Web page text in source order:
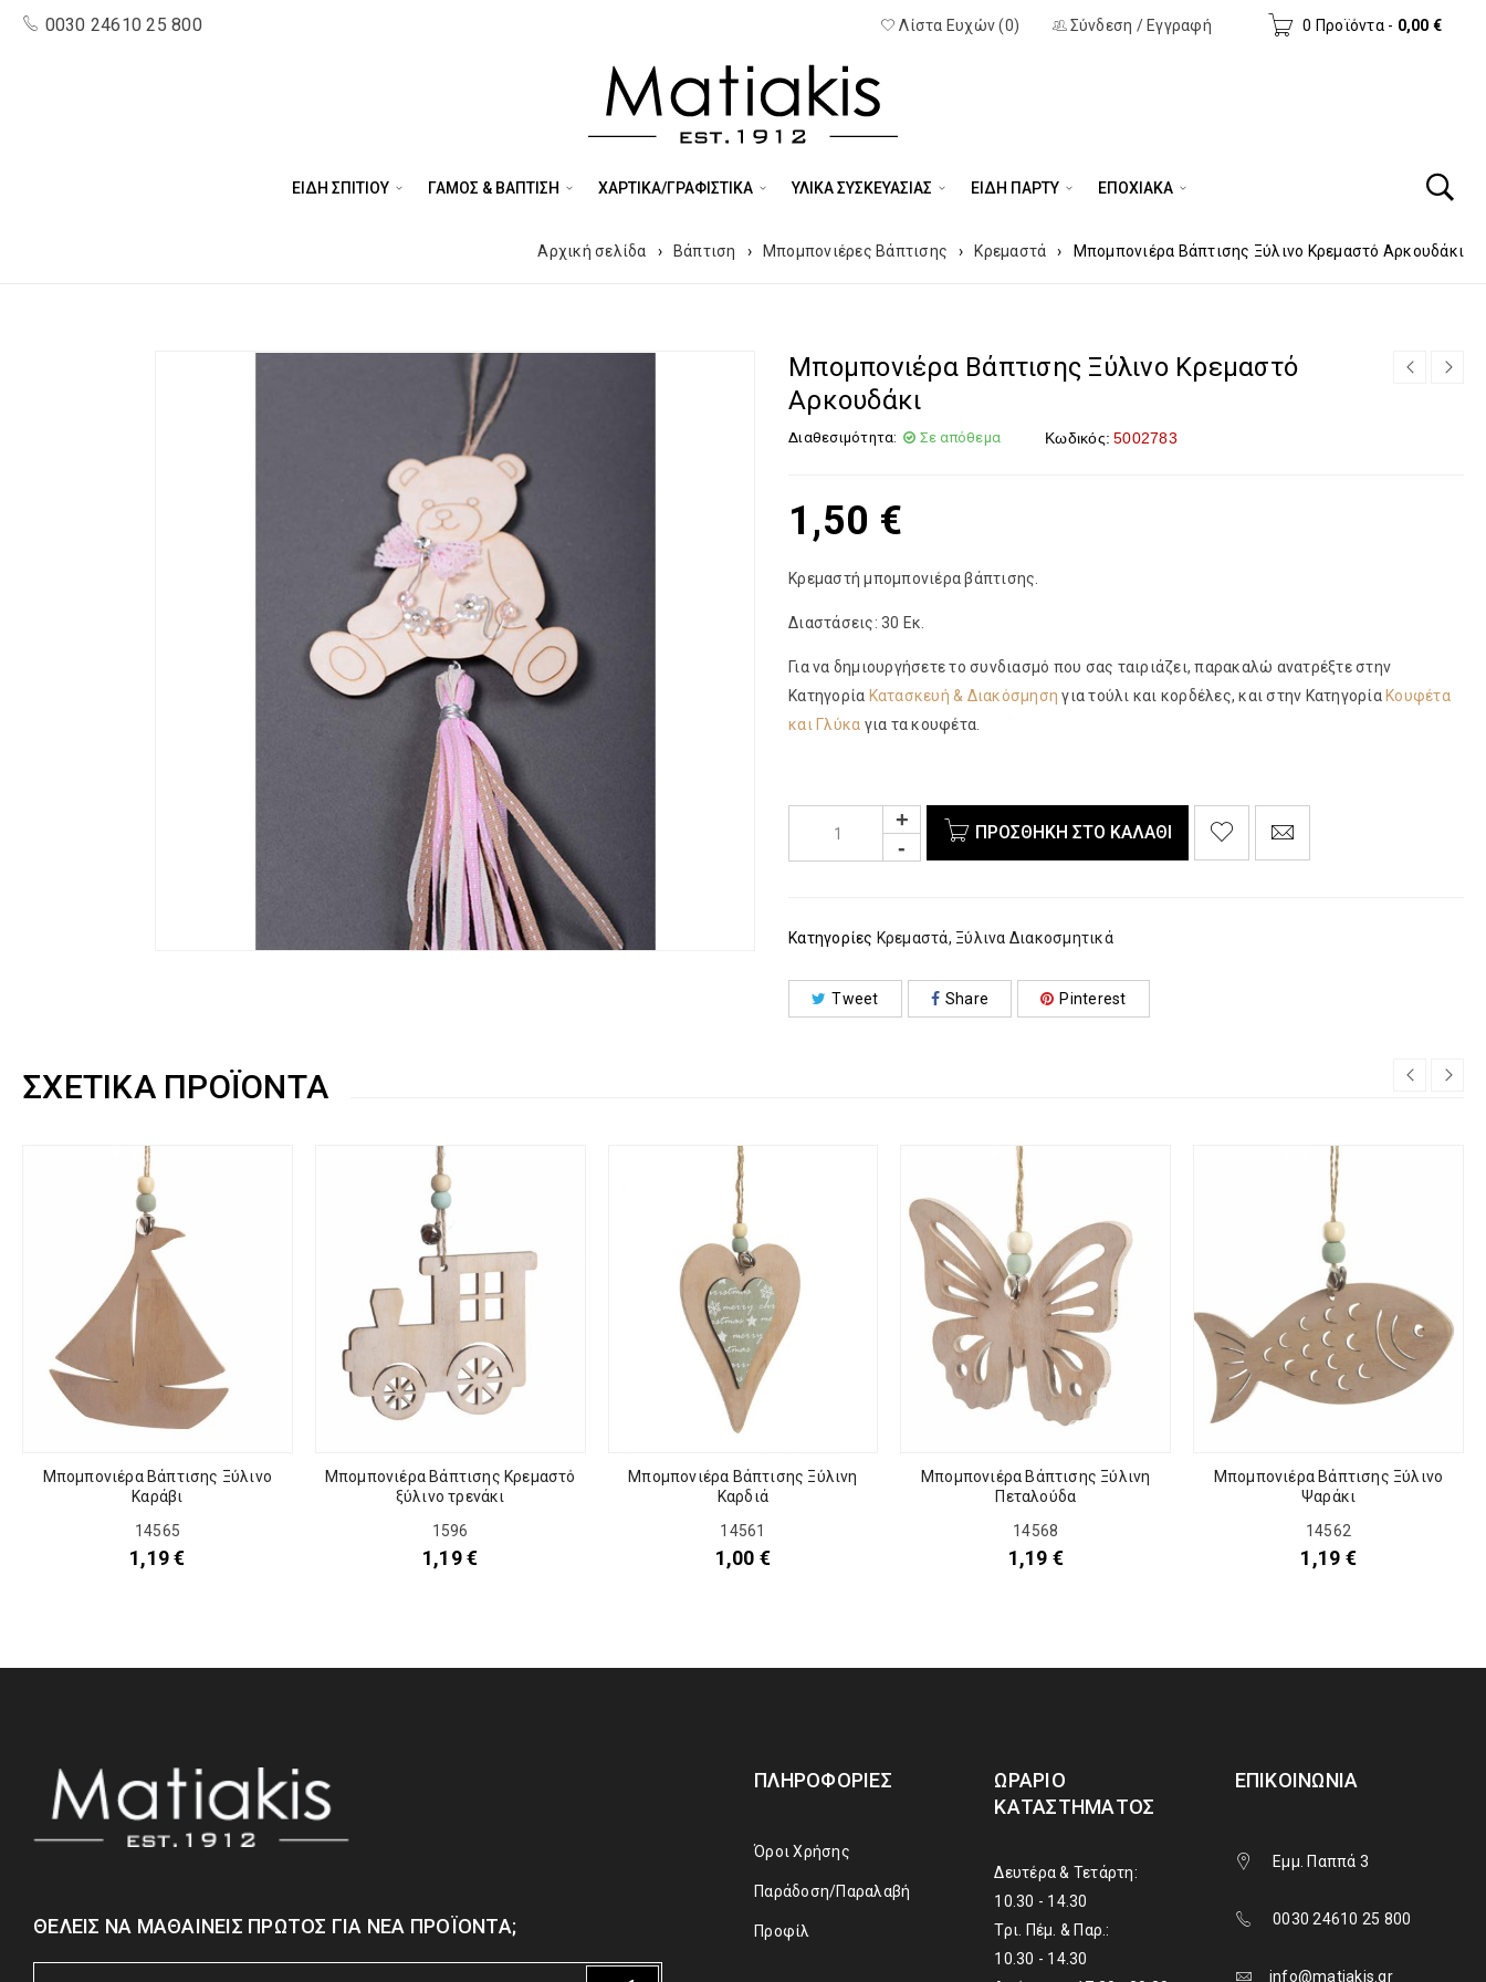
0030 24610 25 800 0 Προϊόντα - 0,00 €
Σύνδεση / Εγγραφή
Λίστα Ευχών (0)
ΕΙΔΗ ΣΠΙΤΙΟΥ ΓΑΜΟΣ & ΒΑΠΤΙΣΗ ΧΑΡΤΙΚΑ/ΓΡΑΦΙΣΤΙΚΑ ΥΛΙΚΑ ΣΥΣΚΕΥΑΣΙΑΣ ΕΊΔΗ ΠΆΡΤΥ ΕΠΟΧΙΑΚΑ
Αρχική σελίδα › Βάπτιση › Μπομπονιέρες Βάπτισης › Κρεμαστά › Μπομπονιέρα Βάπτισης Ξύλινο Κρεμαστό Αρκουδάκι
Μπομπονιέρα Βάπτισης Ξύλινο Κρεμαστό
Αρκουδάκι
Διαθεσιμότητα: Σε απόθεμα Κωδικός: 5002783
1,50 €
Κρεμαστή μπομπονιέρα βάπτισης.
Διαστάσεις: 30 Εκ.
Για να δημιουργήσετε το συνδιασμό που σας ταιριάζει, παρακαλώ ανατρέξτε στην
Κατηγορία Κατασκευή & Διακόσμηση για τούλι και κορδέλες, και στην Κατηγορία Κουφέτα
και Γλύκα για τα κουφέτα.
ΠΡΟΣΘΉΚΗ ΣΤΟ ΚΑΛΆΘΙ
Κατηγορίες Κρεμαστά, Ξύλινα Διακοσμητικά
Tweet Share Pinterest
ΣΧΕΤΙΚΆ ΠΡΟΪΌΝΤΑ
Μπομπονιέρα Βάπτισης Ξύλινο
Καράβι
14565
1,19€
Μπομπονιέρα Βάπτισης Κρεμαστό
ξύλινο τρενάκι
1596
1,19€
Μπομπονιέρα Βάπτισης Ξύλινη
Καρδιά
14561
1,00 €
Μπομπονιέρα Βάπτισης Ξύλινη
Πεταλούδα
14568
1,19 €
Μπομπονιέρα Βάπτισης Ξύλινο
Ψαράκι
14562
1,19 €
ΘΈΛΕΙΣ ΝΑ ΜΑΘΑΊΝΕΙΣ ΠΡΏΤΟΣ ΓΙΑ ΝΈΑ ΠΡΟΪΌΝΤΑ;
ΠΛΗΡΟΦΟΡΊΕΣ
Όροι Χρήσης
Παράδοση/Παραλαβή
Προφίλ
ΩΡΆΡΙΟ
ΚΑΤΑΣΤΉΜΑΤΟΣ
Δευτέρα & Τετάρτη:
10.30 - 14.30
Τρι. Πέμ. & Παρ.:
10.30 - 14.30
ΕΠΙΚΟΙΝΩΝΊΑ
Εμμ. Παππά 3
0030 24610 25 800
info@matiakis.gr